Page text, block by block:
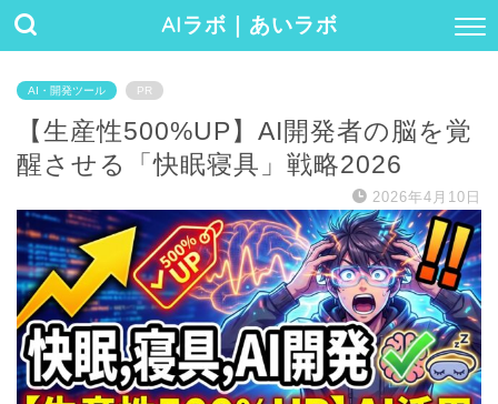
AIラボ｜あいラボ
AI・開発ツール PR
【生産性500%UP】AI開発者の脳を覚
醒させる「快眠寝具」戦略2026
2026年4月10日